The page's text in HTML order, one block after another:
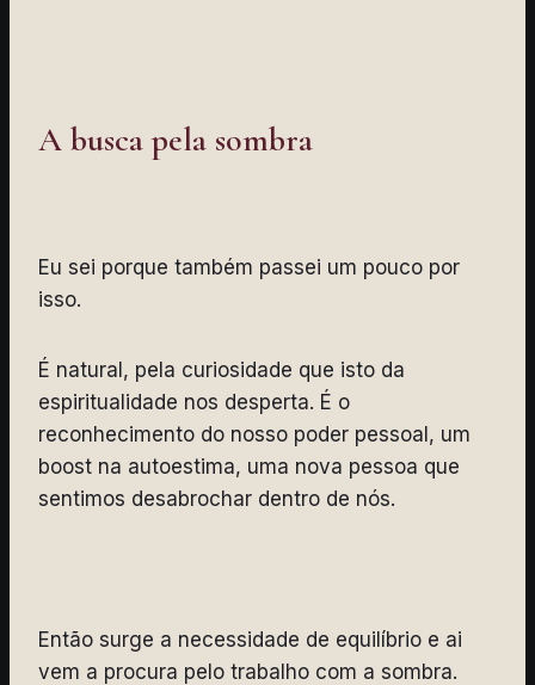
A busca pela sombra
Eu sei porque também passei um pouco por
isso.
É natural, pela curiosidade que isto da
espiritualidade nos desperta. É o
reconhecimento do nosso poder pessoal, um
boost na autoestima, uma nova pessoa que
sentimos desabrochar dentro de nós.
Então surge a necessidade de equilíbrio e ai
vem a procura pelo trabalho com a sombra.